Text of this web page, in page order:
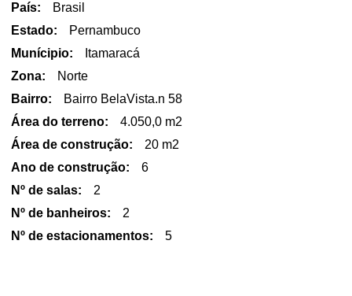
País:
Brasil
Estado:
Pernambuco
Munícipio:
Itamaracá
Zona:
Norte
Bairro:
Bairro BelaVista.n 58
Área do terreno:
4.050,0 m2
Área de construção:
20 m2
Ano de construção:
6
Nº de salas:
2
Nº de banheiros:
2
Nº de estacionamentos:
5